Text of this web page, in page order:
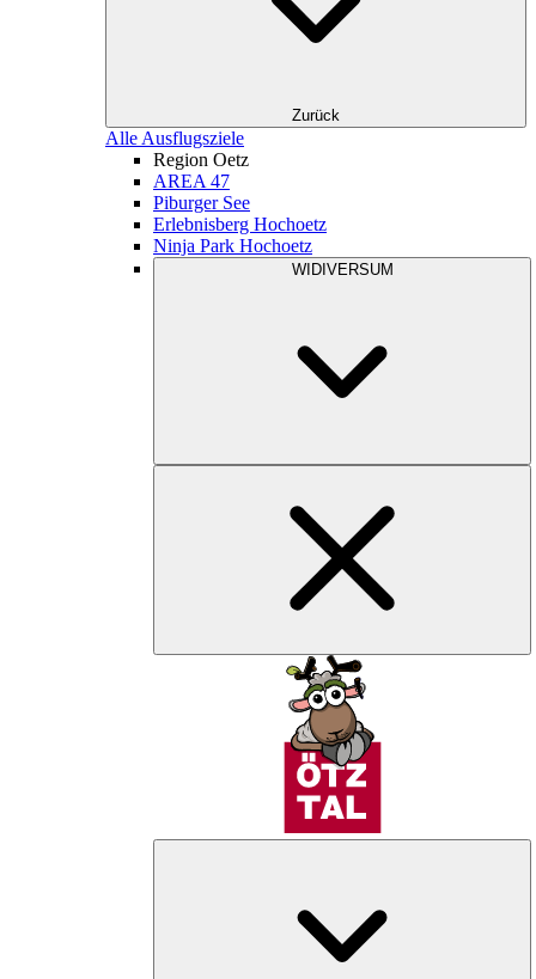
Zurück
Alle Ausflugsziele
Region Oetz
AREA 47
Piburger See
Erlebnisberg Hochoetz
Ninja Park Hochoetz
WIDIVERSUM